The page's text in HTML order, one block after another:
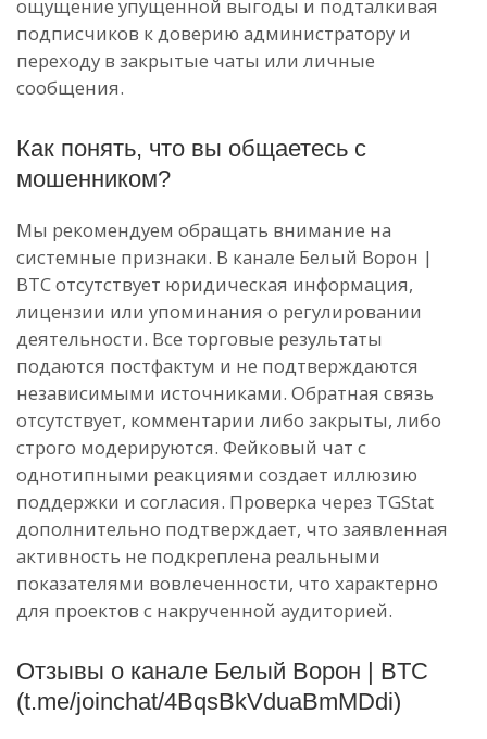
ощущение упущенной выгоды и подталкивая
подписчиков к доверию администратору и
переходу в закрытые чаты или личные
сообщения.
Как понять, что вы общаетесь с
мошенником?
Мы рекомендуем обращать внимание на
системные признаки. В канале Белый Ворон |
BTC отсутствует юридическая информация,
лицензии или упоминания о регулировании
деятельности. Все торговые результаты
подаются постфактум и не подтверждаются
независимыми источниками. Обратная связь
отсутствует, комментарии либо закрыты, либо
строго модерируются. Фейковый чат с
однотипными реакциями создает иллюзию
поддержки и согласия. Проверка через TGStat
дополнительно подтверждает, что заявленная
активность не подкреплена реальными
показателями вовлеченности, что характерно
для проектов с накрученной аудиторией.
Отзывы о канале Белый Ворон | BTC
(t.me/joinchat/4BqsBkVduaBmMDdi)